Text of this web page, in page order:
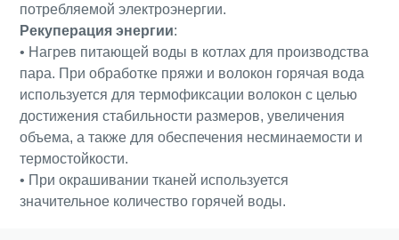
потребляемой электроэнергии.
Рекуперация энергии:
• Нагрев питающей воды в котлах для производства
пара. При обработке пряжи и волокон горячая вода
используется для термофиксации волокон с целью
достижения стабильности размеров, увеличения
объема, а также для обеспечения несминаемости и
термостойкости.
• При окрашивании тканей используется
значительное количество горячей воды.